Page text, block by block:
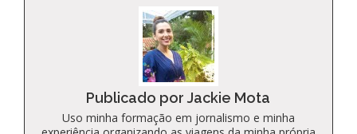
Publicado por Jackie Mota
Uso minha formação em jornalismo e minha